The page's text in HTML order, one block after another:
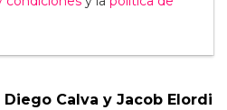
Diego Calva y Jacob Elordi